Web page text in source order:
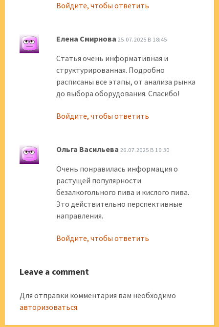
Войдите, чтобы ответить
Елена Смирнова 25.07.2025 В 18:45
Статья очень информативная и
структурированная. Подробно
расписаны все этапы, от анализа рынка
до выбора оборудования. Спасибо!
Войдите, чтобы ответить
Ольга Васильева 26.07.2025 В 10:30
Очень понравилась информация о
растущей популярности
безалкогольного пива и кислого пива.
Это действительно перспективные
направления.
Войдите, чтобы ответить
Leave a comment
Для отправки комментария вам необходимо
авторизоваться.